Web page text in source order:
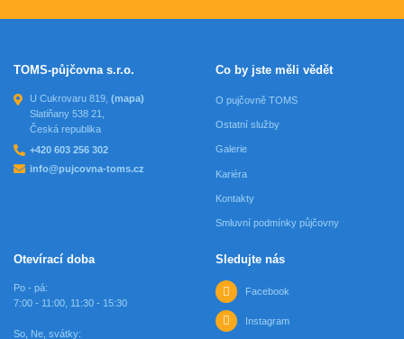
TOMS-půjčovna s.r.o.
U Cukrovaru 819, (mapa)
Slatiňany 538 21,
Česká republika
+420 603 256 302
info@pujcovna-toms.cz
Co by jste měli vědět
O pujčovně TOMS
Ostatní služby
Galerie
Kariéra
Kontakty
Smluvní podmínky půjčovny
Otevírací doba
Po - pá:
7:00 - 11:00, 11:30 - 15:30
So, Ne, svátky:
Sledujte nás
Facebook
Instagram